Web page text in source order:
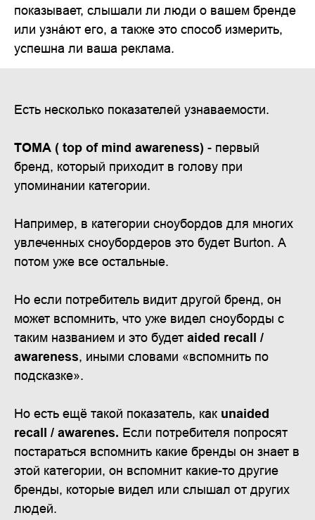
показывает, слышали ли люди о вашем бренде
или узна́ют его, а также это способ измерить,
успешна ли ваша реклама.
Есть несколько показателей узнаваемости.
TOMA ( top of mind awareness) - первый
бренд, который приходит в голову при
упоминании категории.
Например, в категории сноубордов для многих
увлеченных сноубордеров это будет Burton. А
потом уже все остальные.
Но если потребитель видит другой бренд, он
может вспомнить, что уже видел сноуборды с
таким названием и это будет aided recall /
awareness, иными словами «вспомнить по
подсказке».
Но есть ещё такой показатель, как unaided
recall / awarenes. Если потребителя попросят
постараться вспомнить какие бренды он знает в
этой категории, он вспомнит какие-то другие
бренды, которые видел или слышал от других
людей.